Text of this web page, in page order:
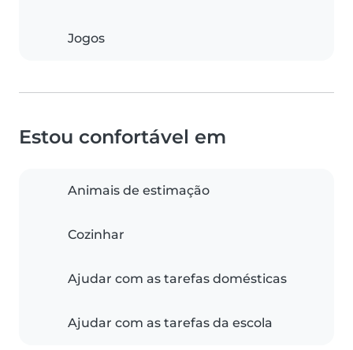
Jogos
Estou confortável em
Animais de estimação
Cozinhar
Ajudar com as tarefas domésticas
Ajudar com as tarefas da escola